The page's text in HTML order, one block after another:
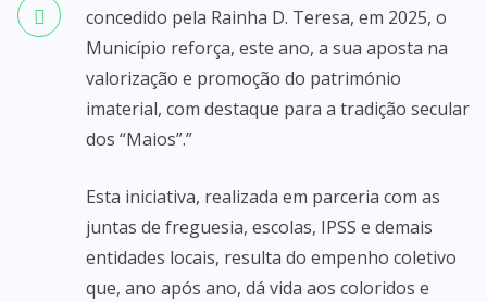
concedido pela Rainha D. Teresa, em 2025, o
Município reforça, este ano, a sua aposta na
valorização e promoção do património
imaterial, com destaque para a tradição secular
dos “Maios”.”
Esta iniciativa, realizada em parceria com as
juntas de freguesia, escolas, IPSS e demais
entidades locais, resulta do empenho coletivo
que, ano após ano, dá vida aos coloridos e